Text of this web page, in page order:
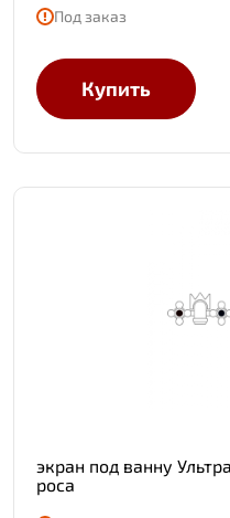
Под заказ
Купить
экран под ванну
роса